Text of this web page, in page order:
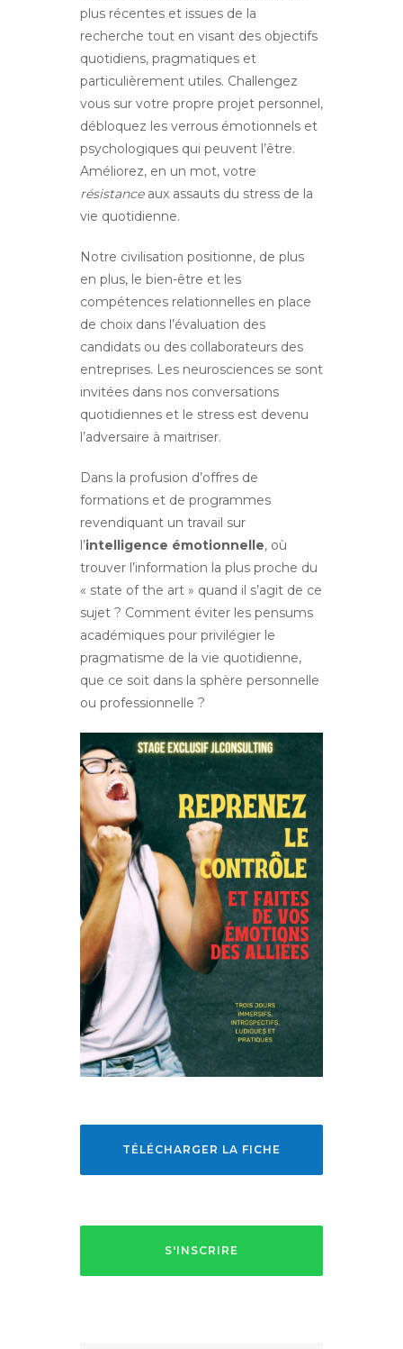
plus récentes et issues de la
recherche tout en visant des objectifs
quotidiens, pragmatiques et
particulièrement utiles. Challengez
vous sur votre propre projet personnel,
débloquez les verrous émotionnels et
psychologiques qui peuvent l’être.
Améliorez, en un mot, votre
résistanceaux assauts du stress de la
vie quotidienne.
Notre civilisation positionne, de plus
en plus, le bien-être et les
compétences relationnelles en place
de choix dans l’évaluation des
candidats ou des collaborateurs des
entreprises. Les neurosciences se sont
invitées dans nos conversations
quotidiennes et le stress est devenu
l’adversaire à maitriser.
Dans la profusion d’offres de
formations et de programmes
revendiquant un travail sur
l’intelligence émotionnelle, où
trouver l’information la plus proche du
« state of the art » quand il s’agit de ce
sujet ? Comment éviter les pensums
académiques pour privilégier le
pragmatisme de la vie quotidienne,
que ce soit dans la sphère personnelle
ou professionnelle ?
TÉLÉCHARGER LA FICHE
S'INSCRIRE